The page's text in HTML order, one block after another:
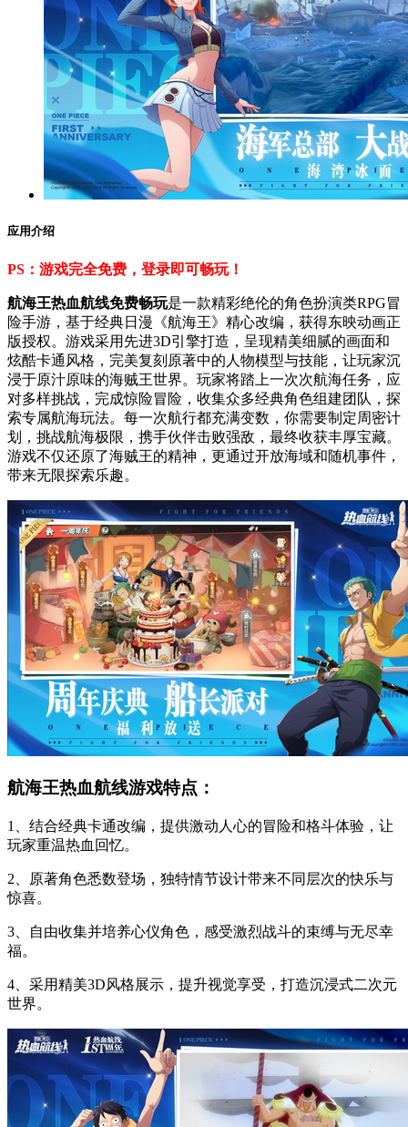
应用介绍
PS：游戏完全免费，登录即可畅玩！
航海王热血航线免费畅玩是一款精彩绝伦的角色扮演类RPG冒
险手游，基于经典日漫《航海王》精心改编，获得东映动画正
版授权。游戏采用先进3D引擎打造，呈现精美细腻的画面和
炫酷卡通风格，完美复刻原著中的人物模型与技能，让玩家沉
浸于原汁原味的海贼王世界。玩家将踏上一次次航海任务，应
对多样挑战，完成惊险冒险，收集众多经典角色组建团队，探
索专属航海玩法。每一次航行都充满变数，你需要制定周密计
划，挑战航海极限，携手伙伴击败强敌，最终收获丰厚宝藏。
游戏不仅还原了海贼王的精神，更通过开放海域和随机事件，
带来无限探索乐趣。
航海王热血航线游戏特点：
1、结合经典卡通改编，提供激动人心的冒险和格斗体验，让
玩家重温热血回忆。
2、原著角色悉数登场，独特情节设计带来不同层次的快乐与
惊喜。
3、自由收集并培养心仪角色，感受激烈战斗的束缚与无尽幸
福。
4、采用精美3D风格展示，提升视觉享受，打造沉浸式二次元
世界。